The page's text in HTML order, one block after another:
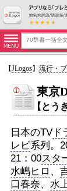
【JLogos】 流行・
東京
【とう
日本のTVド
レビ系列。
21：00スタ
水嶋ヒロ 、
口春奈、 水